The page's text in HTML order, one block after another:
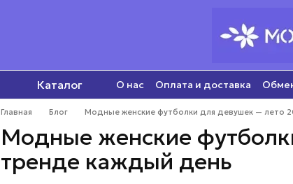
Каталог О нас Оплата и доставка
Главная Блог Модные женские футболки для девушек — лето
Модные женские
тренде каждый день